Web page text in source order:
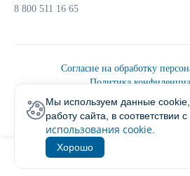
1
8 800 511 16 65
Согласие на обработку
Политика
Политика обработки
Пользовательским
2026 ©
Мы используем данные
работу сайта, в соответствии с
использования cookie
Хорошо